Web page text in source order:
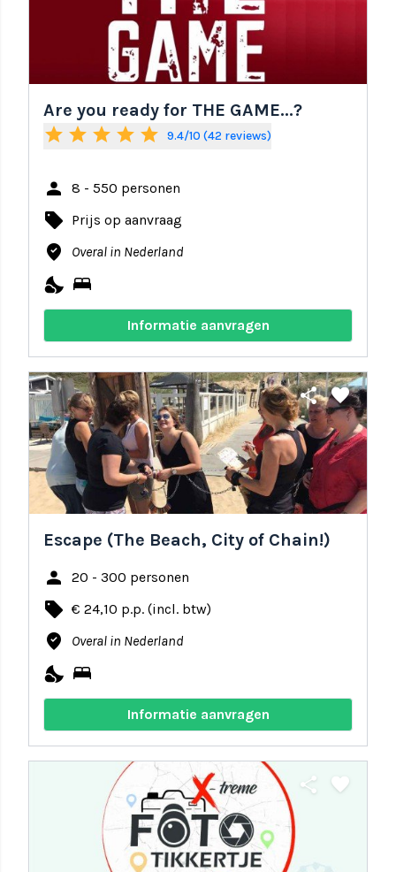
Are you ready for THE GAME...?
star star star star star 9.4/10 (42 reviews)
person 8 - 550 personen
local_offer Prijs op aanvraag
where_to_vote Overal in Nederland
nights_stay bed
Informatie aanvragen
share favorite
Escape (The Beach, City of Chain!)
person 20 - 300 personen
local_offer € 24,10 p.p. (incl. btw)
where_to_vote Overal in Nederland
nights_stay bed
Informatie aanvragen
share favorite